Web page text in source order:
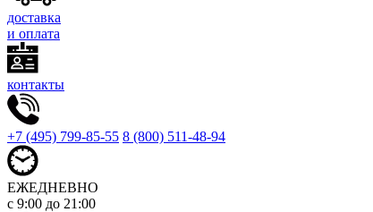
доставка
и оплата
контакты
+7 (495) 799-85-55 8 (800) 511-48-94
ЕЖЕДНЕВНО
с 9:00 до 21:00